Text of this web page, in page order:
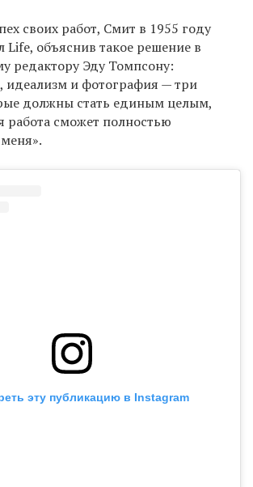
своих работ, Смит в 1955 году
Life, объяснив такое решение в
редактору Эду Томпсону:
идеализм и фотография — три
должны стать единым целым,
сможет полностью
эту публикацию в Instagram